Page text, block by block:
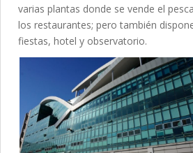
varias plantas donde se vende el
los restaurantes; pero también
fiestas, hotel y observatorio.